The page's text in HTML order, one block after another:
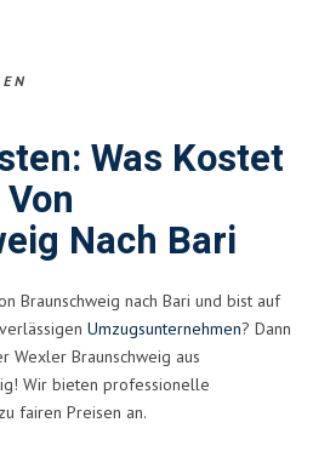
Was Kostet
Nach Bari
Braunschweig nach Bari und bist auf
Umzugsunternehmen? Dann
Wexler Braunschweig aus
Wir bieten professionelle
fairen Preisen an.